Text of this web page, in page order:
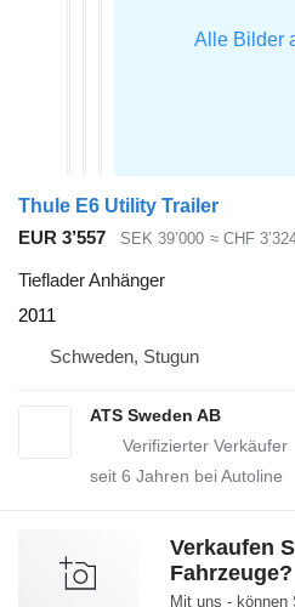
Thule E6 Utility Trailer
EUR 3’557
SEK 39’000 ≈ CHF
Tieflader Anhänger
2011
Schweden, Stugun
ATS Sweden AB
seit 6 Jahren bei Autoline
Verkaufen
Fahrzeuge?
Mit uns - können